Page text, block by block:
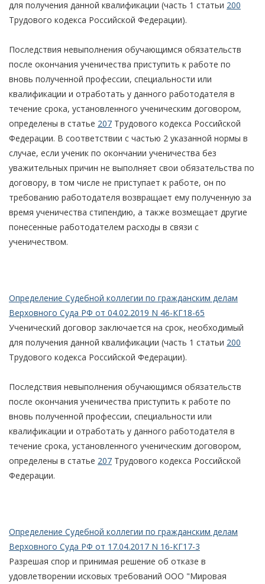
для получения данной квалификации (часть 1 статьи 200
Трудового кодекса Российской Федерации).
Последствия невыполнения обучающимся обязательств
после окончания ученичества приступить к работе по
вновь полученной профессии, специальности или
квалификации и отработать у данного работодателя в
течение срока, установленного ученическим договором,
определены в статье 207 Трудового кодекса Российской
Федерации. В соответствии с частью 2 указанной нормы в
случае, если ученик по окончании ученичества без
уважительных причин не выполняет свои обязательства по
договору, в том числе не приступает к работе, он по
требованию работодателя возвращает ему полученную за
время ученичества стипендию, а также возмещает другие
понесенные работодателем расходы в связи с
ученичеством.
Определение Судебной коллегии по гражданским делам
Верховного Суда РФ от 04.02.2019 N 46-КГ18-65
Ученический договор заключается на срок, необходимый
для получения данной квалификации (часть 1 статьи 200
Трудового кодекса Российской Федерации).
Последствия невыполнения обучающимся обязательств
после окончания ученичества приступить к работе по
вновь полученной профессии, специальности или
квалификации и отработать у данного работодателя в
течение срока, установленного ученическим договором,
определены в статье 207 Трудового кодекса Российской
Федерации.
Определение Судебной коллегии по гражданским делам
Верховного Суда РФ от 17.04.2017 N 16-КГ17-3
Разрешая спор и принимая решение об отказе в
удовлетворении исковых требований ООО "Мировая